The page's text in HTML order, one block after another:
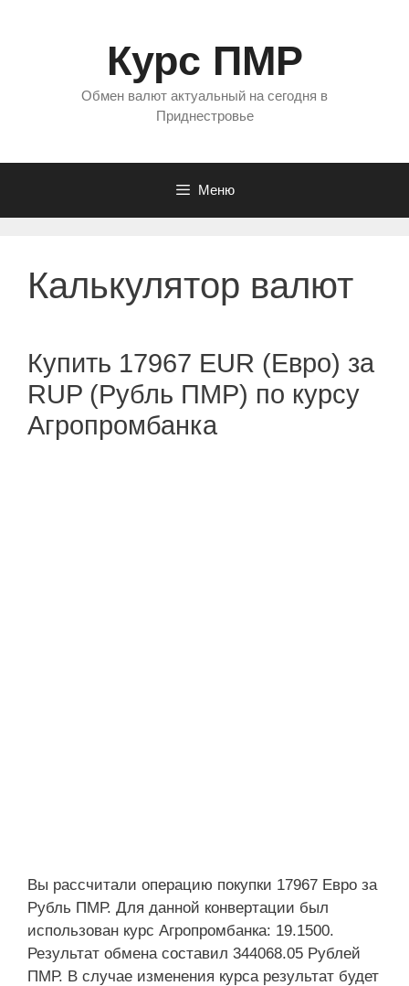
Курс ПМР
Обмен валют актуальный на сегодня в
Приднестровье
Меню
Калькулятор валют
Купить 17967 EUR (Евро) за
RUP (Рубль ПМР) по курсу
Агропромбанка
Вы рассчитали операцию покупки 17967 Евро за
Рубль ПМР. Для данной конвертации был
использован курс Агропромбанка: 19.1500.
Результат обмена составил 344068.05 Рублей
ПМР. В случае изменения курса результат будет